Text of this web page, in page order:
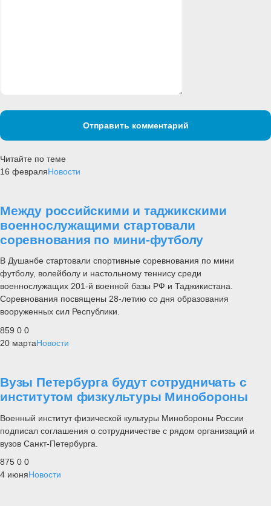
Отправить комментарий
Читайте по теме
16 февраляНовости
Между российскими и таджикскими
военнослужащими стартовали
соревнования по мини-футболу
В Душанбе стартовали спортивные соревнования по мини
футболу, волейболу и настольному теннису среди
военнослужащих 201-й военной базы РФ и Таджикистана.
Соревнования посвящены 28-летию со дня образования
вооруженных сил Республики.
859 0 0
20 мартаНовости
Вузы Петербурга будут сотрудничать с
институтом физкультуры Минобороны
Военный институт физической культуры Минобороны России
подписал соглашения о сотрудничестве с рядом организаций и
вузов Санкт-Петербурга.
875 0 0
4 июняНовости